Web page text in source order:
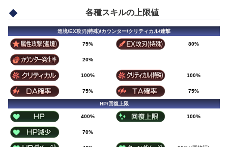
各種スキルの上限値
進境/EX攻刃(特殊)/カウンター/クリティカル/連撃
75% 80%
20%
100% 100%
75% 75%
HP/回復上限
400% 100%
70%